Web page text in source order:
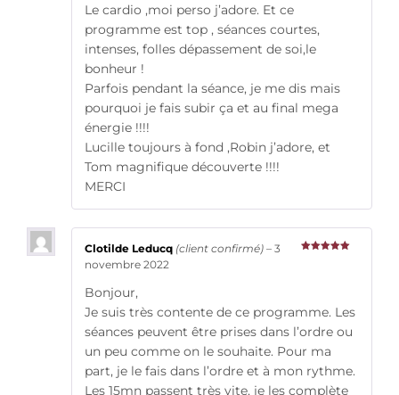
Le cardio ,moi perso j’adore. Et ce
programme est top , séances courtes,
intenses, folles dépassement de soi,le
bonheur !
Parfois pendant la séance, je me dis mais
pourquoi je fais subir ça et au final mega
énergie !!!!
Lucille toujours à fond ,Robin j’adore, et
Tom magnifique découverte !!!!
MERCI
Clotilde Leducq (client confirmé) – 3
novembre 2022
Bonjour,
Je suis très contente de ce programme. Les
séances peuvent être prises dans l’ordre ou
un peu comme on le souhaite. Pour ma
part, je le fais dans l’ordre et à mon rythme.
Les 15mn passent très vite, je les complète